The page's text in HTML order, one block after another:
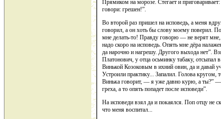
Прямиком на морозе. Стегает и
говори: грешен!”.
Во второй раз пришел на исповедь, а меня
говорил, а он хоть бы слову моему поверил.
мне делать-то! Правду говорю — не верят
надо скоро на исповедь. Опять мне дёра
да нарочно и нагрешу. Другого выхода нет”.
Платонович, у отца осьминку табаку,
Винькой Козоковым в ихний овин, да и давай
Устроили практику... Запалил. Голова
Винька говорит, — я уже давно курю, а
греха, а то опять попадет после исповеди”.
На исповеди взял да и покаялся. Поп отцу не
что меня воспитал...